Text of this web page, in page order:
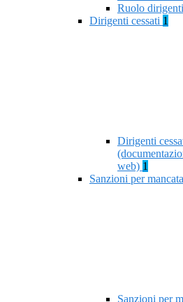
Ruolo dirigenti
Dirigenti cessati 1
Dirigenti
web) 1
Sanzioni per
Sanzioni per